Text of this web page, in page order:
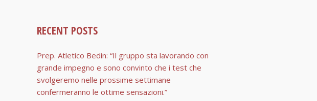
RECENT POSTS
Prep. Atletico Bedin: “Il gruppo sta lavorando con
grande impegno e sono convinto che i test che
svolgeremo nelle prossime settimane
confermeranno le ottime sensazioni.”